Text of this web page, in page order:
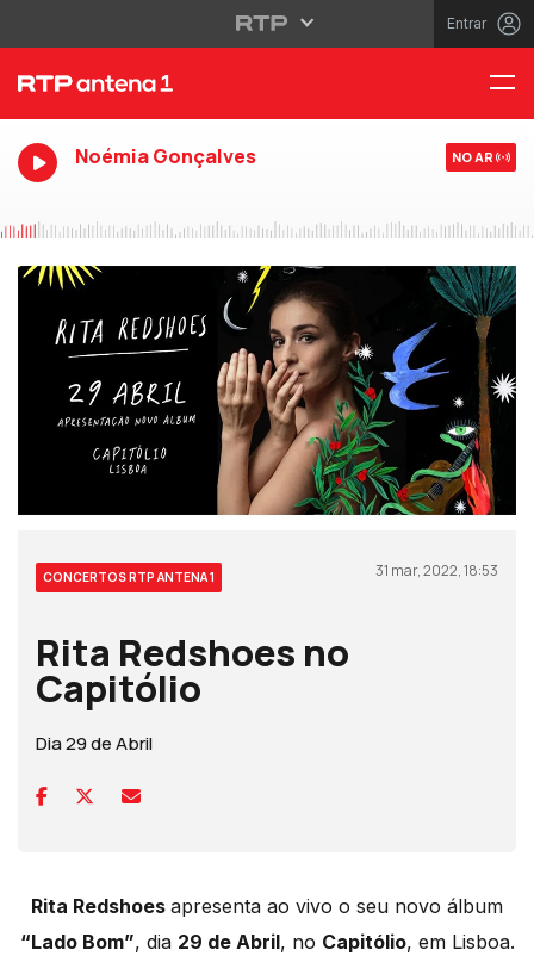
Entrar
Noémia Gonçalves NO AR
CONCERTOS RTP ANTENA 1 31 mar, 2022, 18:53
Rita Redshoes no
Capitólio
Dia 29 de Abril
Rita Redshoes apresenta ao vivo o seu novo álbum
“Lado Bom”, dia 29 de Abril, no Capitólio, em Lisboa.